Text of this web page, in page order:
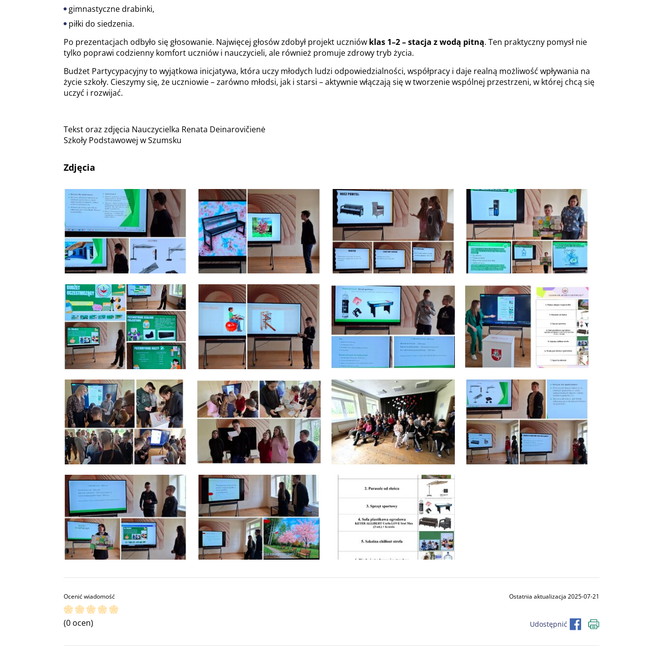
gimnastyczne drabinki,
piłki do siedzenia.
Po prezentacjach odbyło się głosowanie. Najwięcej głosów zdobył projekt uczniów klas 1–2 – stacja z wodą pitną. Ten praktyczny pomysł nie
tylko poprawi codzienny komfort uczniów i nauczycieli, ale również promuje zdrowy tryb życia.
Budżet Partycypacyjny to wyjątkowa inicjatywa, która uczy młodych ludzi odpowiedzialności, współpracy i daje realną możliwość wpływania na
życie szkoły. Cieszymy się, że uczniowie – zarówno młodsi, jak i starsi – aktywnie włączają się w tworzenie wspólnej przestrzeni, w której chcą się
uczyć i rozwijać.
Tekst oraz zdjęcia Nauczycielka Renata Deinarovičienė
Szkoły Podstawowej w Szumsku
Zdjęcia
Ocenić wiadomość
(0 ocen)
Ostatnia aktualizacja 2025-07-21
Udostępnić